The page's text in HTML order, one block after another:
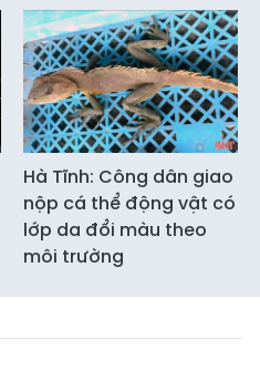
Hà Tĩnh: Công dân giao
nộp cá thể động vật có
lớp da đổi màu theo
môi trường